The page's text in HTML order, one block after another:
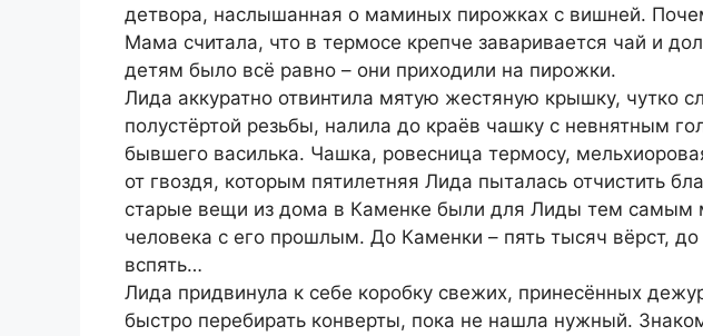
детвора, наслышанная о маминых пирожках с вишней.
Мама считала, что в термосе крепче заваривается чай и
детям было всё равно – они приходили на пирожки.
Лида аккуратно отвинтила мятую жестяную крышку, чутко
полустёртой резьбы, налила до краёв чашку с невнятным
бывшего василька. Чашка, ровесница термосу,
от гвоздя, которым пятилетняя Лида пыталась отчистить
старые вещи из дома в Каменке были для Лиды тем самым
человека с его прошлым. До Каменки – пять тысяч вёрст, до
вспять…
Лида придвинула к себе коробку свежих, принесённых
быстро перебирать конверты, пока не нашла нужный.